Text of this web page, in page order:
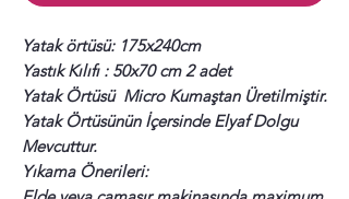
Yatak örtüsü: 175x240cm
Yastık Kılıfı : 50x70 cm 2 adet
Yatak Örtüsü Micro Kumaştan Üretilmiştir.
Yatak Örtüsünün İçersinde Elyaf Dolgu
Mevcuttur.
Yıkama Önerileri: